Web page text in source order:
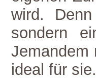
wird.
sondern
Jemandem
ideal für sie.